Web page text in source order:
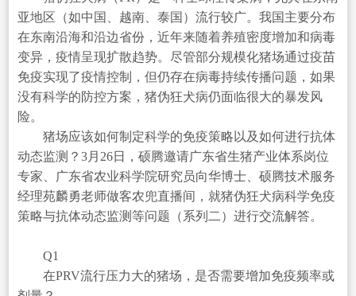
亚地区（如中国、越南、泰国）流行较广。我国主要分布
在东南沿海和沿边省份，近年来随着养殖密度增加和病毒
变异，疫情呈现扩散趋势。尽管部分规模化猪场通过疫苗
免疫实现了疫情控制，但仍存在病毒持续传播问题，如果
没有科学的防控方案，猪伪狂犬病仍面临很大的暴发风
险。
猪场应该如何制定科学的免疫策略以及如何进行抗体
动态监测？3月26日，硕腾邀请广东省生猪产业体系岗位
专家、广东省农业科学院研究员向华博士、硕腾技术服务
经理苑麟勇老师做客农兜直播间，就猪伪狂犬病科学免疫
策略与抗体动态监测等问题（系列二）进行交流解答。
Q1
在PRV流行压力大的猪场，是否需要增加免疫频率或